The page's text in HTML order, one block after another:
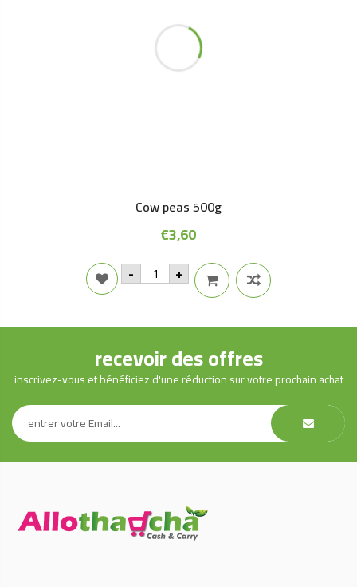
Cow peas 500g
€3,60
- Cow
peas +
recevoir des offres
inscrivez-vous et bénéficiez d'une réduction sur votre prochain achat